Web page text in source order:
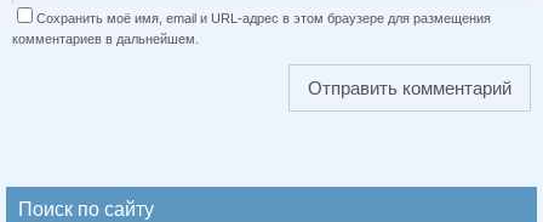
Сохранить моё имя, email и URL-адрес в этом браузере для размещения
комментариев в дальнейшем.
Поиск по сайту